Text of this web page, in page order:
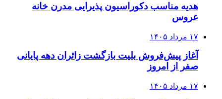
هدیه مناسب دکوراسیون پذیرایی مدرن خانه
عروس
۱۷ مرداد ۱۴۰۵
آغاز پیش‌فروش بلیت بازگشت زائران دهه پایانی
صفر از امروز
۱۷ مرداد ۱۴۰۵